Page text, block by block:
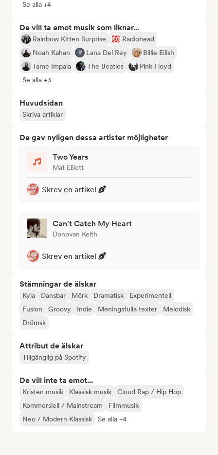
Se alla +4
De vill ta emot musik som liknar...
Rainbow Kitten Surprise
Radiohead
Noah Kahan
Lana Del Rey
Billie Eilish
Tame Impala
The Beatles
Pink Floyd
Se alla +3
Huvudsidan
Skriva artiklar
De gav nyligen dessa artister möjligheter
Two Years
Mat Elliott
Skrev en artikel
Can't Catch My Heart
Donovan Keith
Skrev en artikel
Stämningar de älskar
Kyla Dansbar Mörk Dramatisk
Experimentell
Fusion
Groovy Indie Meningsfulla texter
Melodisk
Drömsk
Attribut de älskar
Tillgänglig på Spotify
De vill inte ta emot...
Kristen musik Klassisk musik
Cloud Rap / Hip Hop
Kommersiell / Mainstream
Filmmusik
Neo / Modern Klassisk
Se alla +4